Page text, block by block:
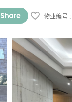
物业编号 :